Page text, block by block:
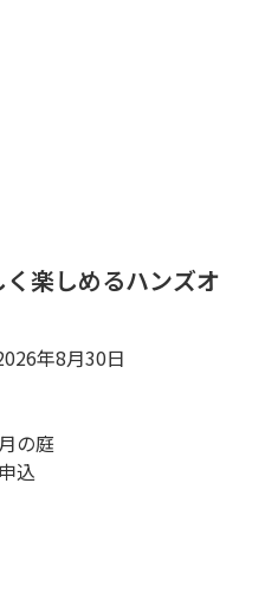
楽しめるハンズオ
年8月30日
の庭
込